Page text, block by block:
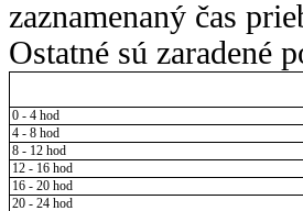
zaznamenaný čas
Ostatné sú zaradené
0 - 4 hod
4 - 8 hod
8 - 12 hod
12 - 16 hod
16 - 20 hod
20 - 24 hod